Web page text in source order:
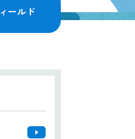
グフィールド
ールド